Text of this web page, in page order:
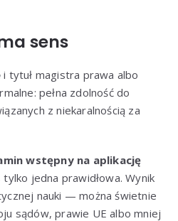
sens
i tytuł magistra prawa albo
pełna zdolność do
z niekaralnością za
wstępny na aplikację
jedna prawidłowa. Wynik
nauki — można świetnie
sądów, prawie UE albo mniej